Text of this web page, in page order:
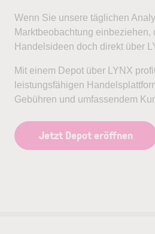
Wenn Sie unsere täglichen
Marktbeobachtung einbeziehen,
Handelsideen doch direkt über
Mit einem Depot über LYNX
leistungsfähigen
Gebühren und umfassendem
Jetzt Depot eröffnen